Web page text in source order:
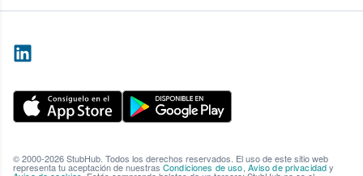
© 2000-2026 StubHub. Todos los derechos reservados. El uso de este sitio web
representa tu aceptación de nuestras Condiciones de uso, Aviso de privacidady